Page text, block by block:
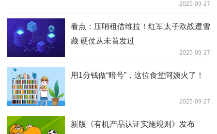
2025-09-27
看点：压哨租借维拉！红军太子欧战遭雪
藏 硬仗从未首发过
2025-09-27
用1分钱做“暗号”，这位食堂阿姨火了！
2025-09-27
新版《有机产品认证实施规则》发布